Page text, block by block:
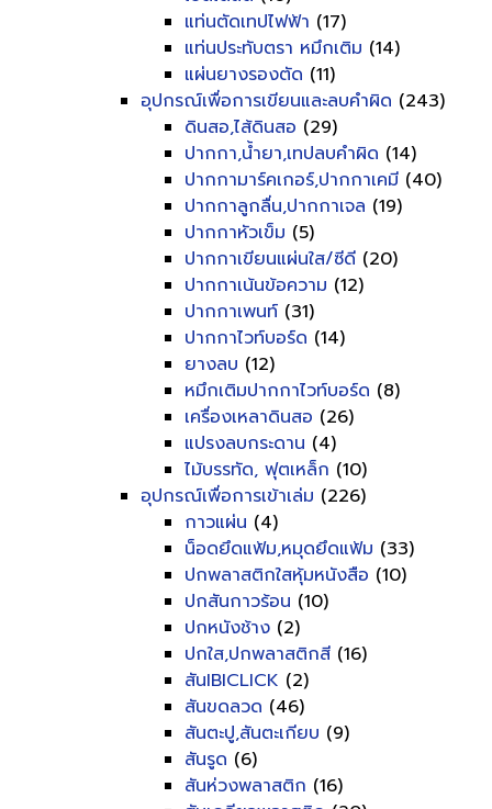
แท่นตัดเทปไฟฟ้า (17)
แท่นประทับตรา หมึกเติม (14)
แผ่นยางรองตัด (11)
อุปกรณ์เพื่อการเขียนและลบคำผิด (243)
ดินสอ,ไส้ดินสอ (29)
ปากกา,น้ำยา,เทปลบคำผิด (14)
ปากกามาร์คเกอร์,ปากกาเคมี (40)
ปากกาลูกลื่น,ปากกาเจล (19)
ปากกาหัวเข็ม (5)
ปากกาเขียนแผ่นใส/ซีดี (20)
ปากกาเน้นข้อความ (12)
ปากกาเพนท์ (31)
ปากกาไวท์บอร์ด (14)
ยางลบ (12)
หมึกเติมปากกาไวท์บอร์ด (8)
เครื่องเหลาดินสอ (26)
แปรงลบกระดาน (4)
ไม้บรรทัด, ฟุตเหล็ก (10)
อุปกรณ์เพื่อการเข้าเล่ม (226)
กาวแผ่น (4)
น็อดยึดแฟ้ม,หมุดยึดแฟ้ม (33)
ปกพลาสติกใสหุ้มหนังสือ (10)
ปกสันกาวร้อน (10)
ปกหนังช้าง (2)
ปกใส,ปกพลาสติกสี (16)
สันIBICLICK (2)
สันขดลวด (46)
สันตะปู,สันตะเกียบ (9)
สันรูด (6)
สันห่วงพลาสติก (16)